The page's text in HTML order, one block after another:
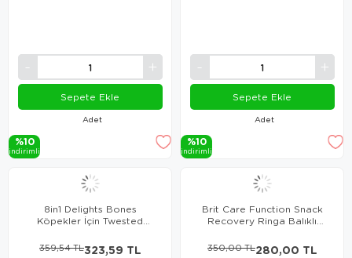
Adet
Sepete Ekle
%10
i̇ndi̇ri̇mli̇
Adet
Sepete Ekle
%10
i̇ndi̇ri̇mli̇
8in1 Delights Bones
Köpekler İçin Twested
323,59 TL
359,54 TL
Brit Care Function Snack
Recovery Ringa Balıklı
280,00 TL
350,00 TL